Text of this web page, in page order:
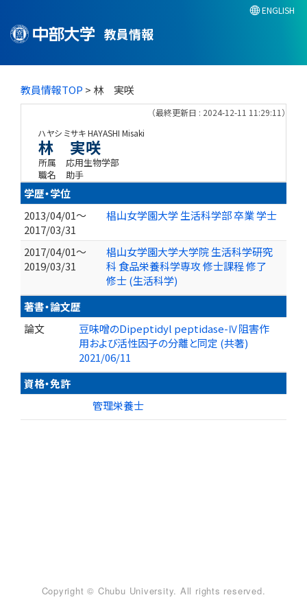
教員情報
ENGLISH
教員情報TOP > 林 実咲
（最終更新日 : 2024-12-11 11:29:11）
ハヤシ ミサキHAYASHI Misaki
林 実咲
所属
応用生物学部
職名
助手
学歴・学位
2013/04/01～
2017/03/31
椙山女学園大学 生活科学部 卒業 学士
2017/04/01～
2019/03/31
椙山女学園大学大学院 生活科学研究
科 食品栄養科学専攻 修士課程 修了
修士 (生活科学)
著書・論文歴
論文
豆味噌のDipeptidyl peptidase-Ⅳ阻害作
用および活性因子の分離と同定 (共著)
2021/06/11
資格・免許
管理栄養士
Copyright © Chubu University. All rights reserved.